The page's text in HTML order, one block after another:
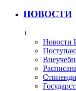
НОВОСТИ
+